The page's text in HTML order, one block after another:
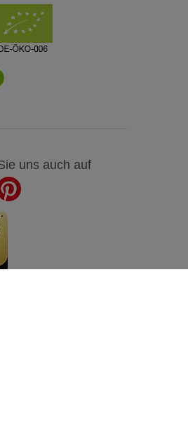
uns auch auf